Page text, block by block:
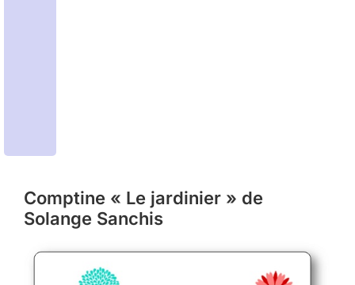
Comptine « Le jardinier » de
Solange Sanchis